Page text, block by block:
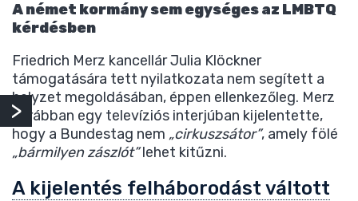
A német kormány sem egységes az LMBTQ
kérdésben
Friedrich Merz kancellár Julia Klöckner
támogatására tett nyilatkozata nem segített a
helyzet megoldásában, éppen ellenkezőleg. Merz
korábban egy televíziós interjúban kijelentette,
hogy a Bundestag nem „cirkuszsátor”, amely fölé
„bármilyen zászlót”lehet kitűzni.
A kijelentés felháborodást váltott